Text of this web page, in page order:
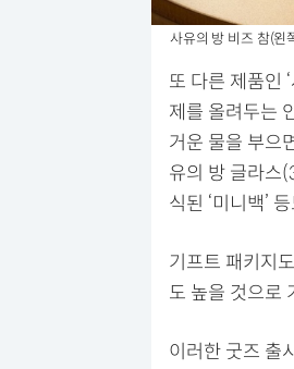
사유의 방 비즈 참(왼
또 다른 제품인
제를 올려두는
거운 물을 부으
유의 방 글라스
식된 ‘미니백’
기프트 패키지
도 높을 것으로
이러한 굿즈 출